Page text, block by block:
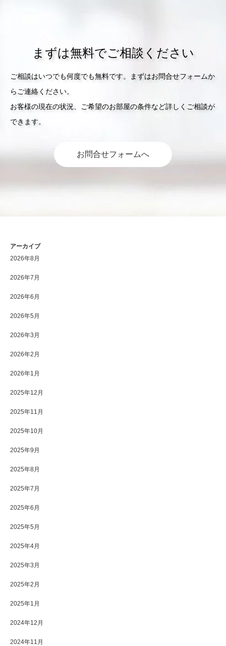
まずは無料でご相談ください
ご相談はいつでも何度でも無料です。まずはお問合せフォームか
らご連絡ください。
お客様の現在の状況、ご希望のお部屋の条件など詳しくご相談が
できます。
お問合せフォームへ
アーカイブ
2026年8月
2026年7月
2026年6月
2026年5月
2026年3月
2026年2月
2026年1月
2025年12月
2025年11月
2025年10月
2025年9月
2025年8月
2025年7月
2025年6月
2025年5月
2025年4月
2025年3月
2025年2月
2025年1月
2024年12月
2024年11月